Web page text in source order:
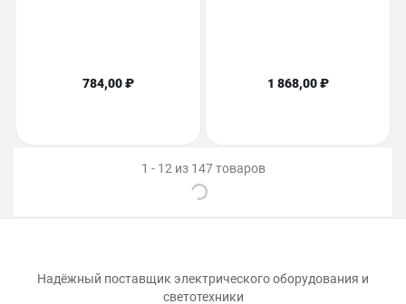
784,00 ₽ 1 868,00 ₽
1 - 12 из 147 товаров
Надёжный поставщик электрического оборудования и
светотехники